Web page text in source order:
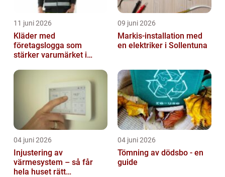
11 juni 2026
Kläder med
företagslogga som
stärker varumärket i
09 juni 2026
Markis-installation med
en elektriker i Sollentuna
04 juni 2026
Injustering av
värmesystem – så får
hela huset rätt
04 juni 2026
Tömning av dödsbo - en
guide